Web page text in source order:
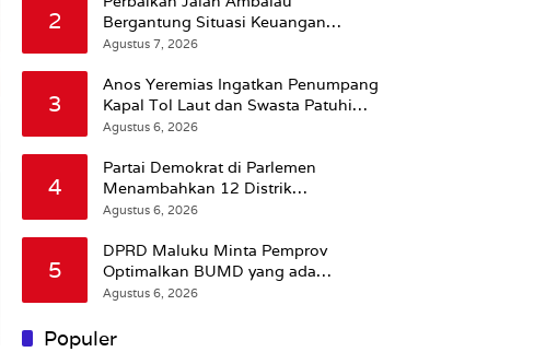
2
Bergantung Situasi Keuangan
Pemprov Maluku
Agustus 7, 2026
3
Anos Yeremias Ingatkan Penumpang
Kapal Tol Laut dan Swasta Patuhi
Peringatan BMKG
Agustus 6, 2026
4
Partai Demokrat di Parlemen
Menambahkan 12 Distrik
Pendukung Trump
Agustus 6, 2026
5
DPRD Maluku Minta Pemprov
Optimalkan BUMD yang ada
Ketimbang Menambah Baru
Agustus 6, 2026
Populer